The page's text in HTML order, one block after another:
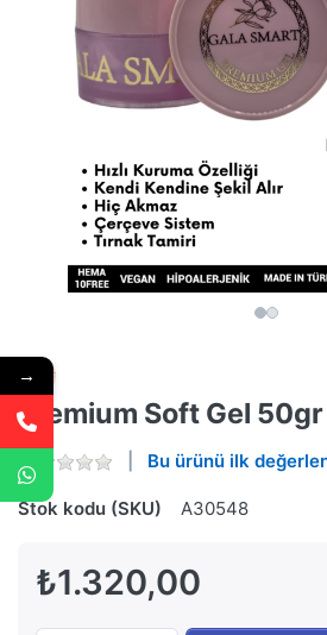
Premium Soft Gel
Bu ürünü ilk
Stok kodu (SKU) A30548
₺1.320,00
→